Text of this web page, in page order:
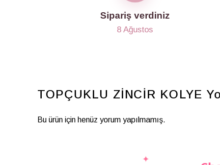
Sipariş verdiniz
8 Ağustos
TOPÇUKLU ZİNCİR KOLYE
Bu ürün için henüz yorum yapılmamış.